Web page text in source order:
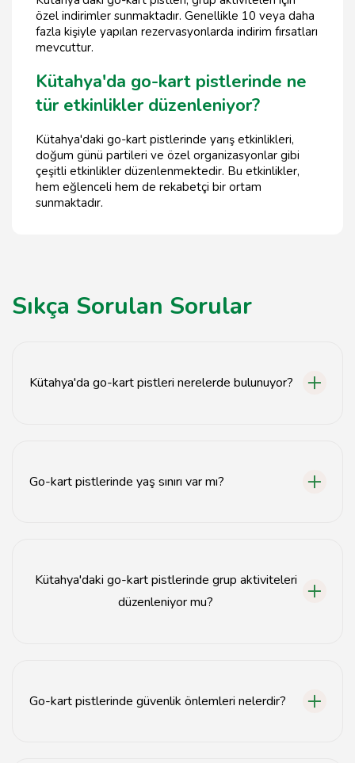
özel indirimler sunmaktadır. Genellikle 10 veya daha
fazla kişiyle yapılan rezervasyonlarda indirim fırsatları
mevcuttur.
Kütahya'da go-kart pistlerinde ne
tür etkinlikler düzenleniyor?
Kütahya'daki go-kart pistlerinde yarış etkinlikleri,
doğum günü partileri ve özel organizasyonlar gibi
çeşitli etkinlikler düzenlenmektedir. Bu etkinlikler,
hem eğlenceli hem de rekabetçi bir ortam
sunmaktadır.
Sıkça Sorulan Sorular
Kütahya'da go-kart pistleri nerelerde bulunuyor?
Go-kart pistlerinde yaş sınırı var mı?
Kütahya'daki go-kart pistlerinde grup aktiviteleri
düzenleniyor mu?
Go-kart pistlerinde güvenlik önlemleri nelerdir?